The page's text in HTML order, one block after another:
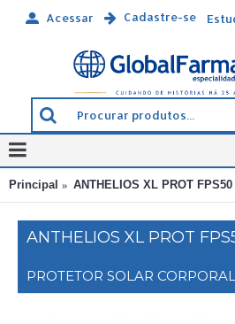
Acessar Cadastre-se
Principal ANTHELIOS XL PROT
PROTETOR SOLAR CORPORAL